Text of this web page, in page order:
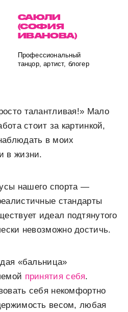
САЮЛИ
(СОФИЯ
ИВАНОВА)
Профессиональный
танцор, артист, блогер
талантливая!» Мало
стоит за картинкой,
в моих
в жизни.
нашего спорта —
стандарты
идеал подтянутого
невозможно достичь.
«бальница»
принятия себя.
себя некомфортно
весом, любая